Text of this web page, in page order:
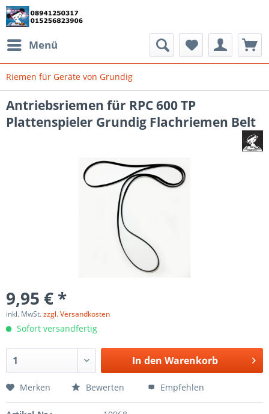
Menü
Riemen für Geräte von Grundig
Antriebsriemen für RPC 600 TP
Plattenspieler Grundig Flachriemen Belt
9,95 € *
inkl. MwSt.zzgl. Versandkosten
Sofort versandfertig
In den Warenkorb
Merken Bewerten Empfehlen